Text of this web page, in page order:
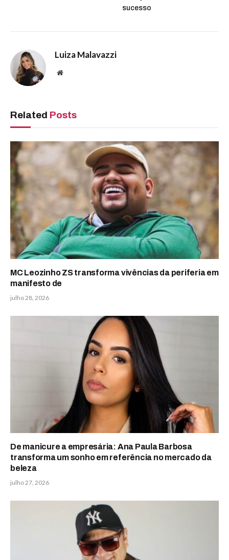
sucesso
Luiza Malavazzi
Website
Related Posts
MC Leozinho ZS transforma vivências da periferia em
manifesto de
julho 28, 2026
De manicure a empresária: Ana Paula Barbosa
transforma um sonho em referência no mercado da
beleza
julho 27, 2026